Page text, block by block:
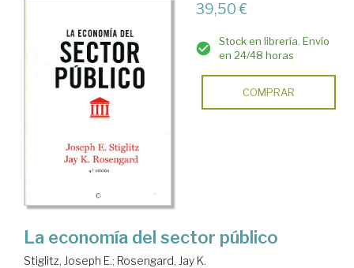
39,50 €
Stock en librería. Envío
en 24/48 horas
COMPRAR
La economía del sector público
Stiglitz, Joseph E.; Rosengard, Jay K.